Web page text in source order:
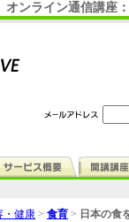
オンライン通信講座
・健康 > 食育 > 日本の食